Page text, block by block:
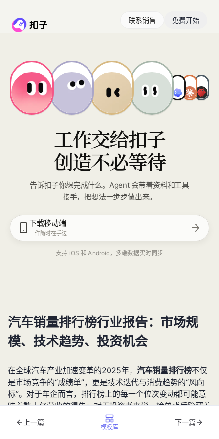
联系销售 免费开始
工作交给扣子
创造不必等待
告诉扣子你想完成什么。Agent 会带着资料和工具
接手，把想法一步步做出来。
下载移动端
工作随时在手边
支持 iOS 和 Android，多端数据实时同步
汽车销量排行榜行业报告：市场规
模、技术趋势、投资机会
在全球汽车产业加速变革的2025年， 汽车销量排行榜不仅
是市场竞争的“成绩单”，更是技术迭代与消费趋势的“风向
标”。对于车企而言，排行榜上的每一个位次变动都可能意
味着数十亿营收的得失；对于投资者来说，榜单背后隐藏着
产业链重构的投资机遇；对于消费者而言，销量数据则是购
车决策的重要参考。本文将基于2025年最新行业数据，从
上一篇
模板库
下一篇